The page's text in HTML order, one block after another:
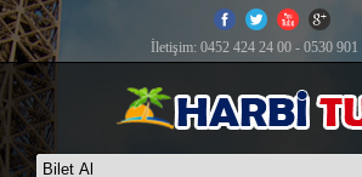
İletişim: 0452 424 24 00 - 0530 901